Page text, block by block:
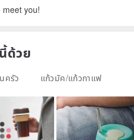
you!
ด้วย
ครัว แก้วมัค/แก้วกาแฟ